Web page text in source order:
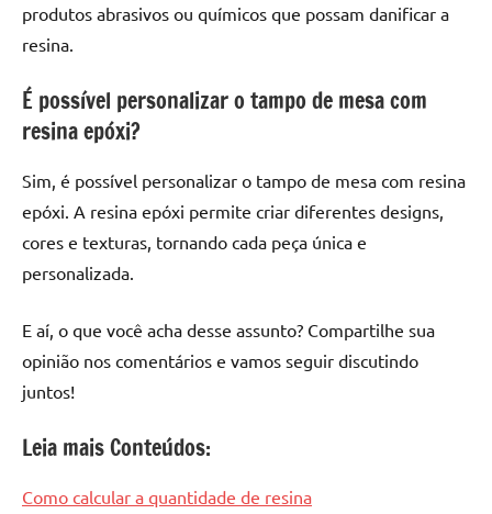
produtos abrasivos ou químicos que possam danificar a
resina.
É possível personalizar o tampo de mesa com
resina epóxi?
Sim, é possível personalizar o tampo de mesa com resina
epóxi. A resina epóxi permite criar diferentes designs,
cores e texturas, tornando cada peça única e
personalizada.
E aí, o que você acha desse assunto? Compartilhe sua
opinião nos comentários e vamos seguir discutindo
juntos!
Leia mais Conteúdos:
Como calcular a quantidade de resina